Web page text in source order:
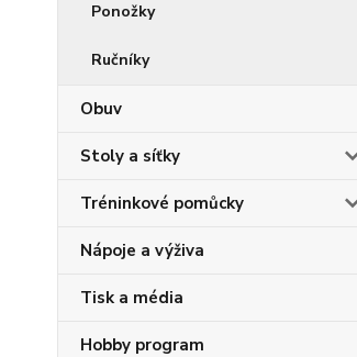
Ponožky
Ručníky
Obuv
Stoly a síťky
Tréninkové pomůcky
Nápoje a výživa
Tisk a média
Hobby program